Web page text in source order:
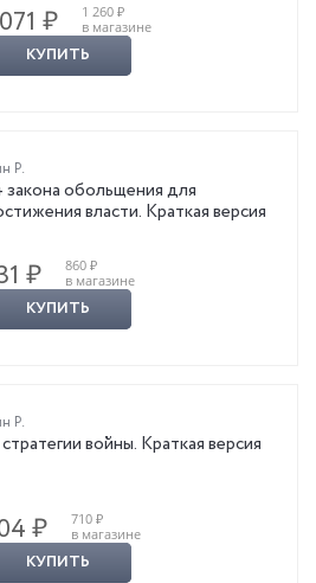
₽
1 260 ₽
в магазине
КУПИТЬ
Р.
закона обольщения для
власти. Краткая версия
₽
860 ₽
в магазине
КУПИТЬ
Р.
войны. Краткая версия
₽
710 ₽
в магазине
КУПИТЬ